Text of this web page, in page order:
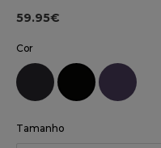
59.95€
Cor
Tamanho